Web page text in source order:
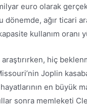
euro olarak
dönemde, ağır
kullanım
hiç
Joplin
en büyük
sonra memleketi